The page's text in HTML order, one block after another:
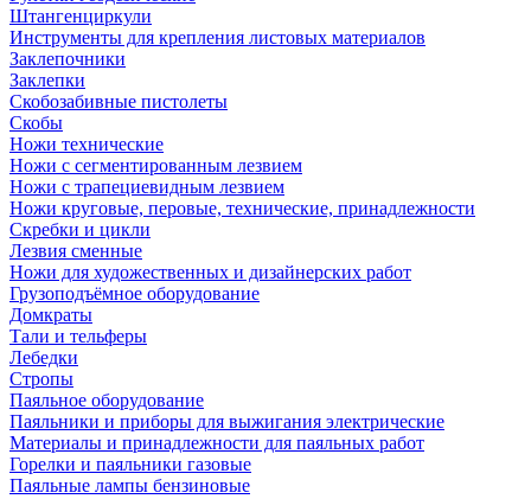
Штангенциркули
Инструменты для крепления листовых материалов
Заклепочники
Заклепки
Скобозабивные пистолеты
Скобы
Ножи технические
Ножи с сегментированным лезвием
Ножи с трапециевидным лезвием
Ножи круговые, перовые, технические, принадлежности
Скребки и цикли
Лезвия сменные
Ножи для художественных и дизайнерских работ
Грузоподъёмное оборудование
Домкраты
Тали и тельферы
Лебедки
Стропы
Паяльное оборудование
Паяльники и приборы для выжигания электрические
Материалы и принадлежности для паяльных работ
Горелки и паяльники газовые
Паяльные лампы бензиновые